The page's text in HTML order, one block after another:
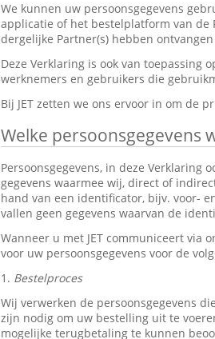
We kunnen uw persoonsgegevens
applicatie of het bestelplatform van de
dergelijke Partner(s) hebben
Deze Verklaring is ook van toepassing
werknemers en gebruikers die
Bij JET zetten we ons ervoor in om de
Welke persoonsgegevens
Persoonsgegevens, in deze Verklaring
gegevens waarmee wij, direct of
hand van een identificator, bijv. voor-
vallen geen gegevens waarvan de
Wanneer u met JET communiceert via
voor uw persoonsgegevens voor de
1. Bestelproces
Wij verwerken de persoonsgegevens
zijn nodig om uw bestelling uit te
mogelijke terugbetaling te kunnen